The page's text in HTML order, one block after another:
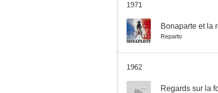
1971
-- Bonaparte et la
Reparto
1962
-- Regards sur la